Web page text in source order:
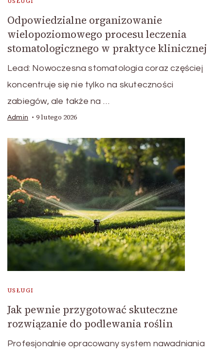
Odpowiedzialne organizowanie
wielopoziomowego procesu leczenia
stomatologicznego w praktyce klinicznej
Lead: Nowoczesna stomatologia coraz częściej
koncentruje się nie tylko na skuteczności
zabiegów, ale także na …
Admin 9 lutego 2026
USŁUGI
Jak pewnie przygotować skuteczne
rozwiązanie do podlewania roślin
Profesjonalnie opracowany system nawadniania